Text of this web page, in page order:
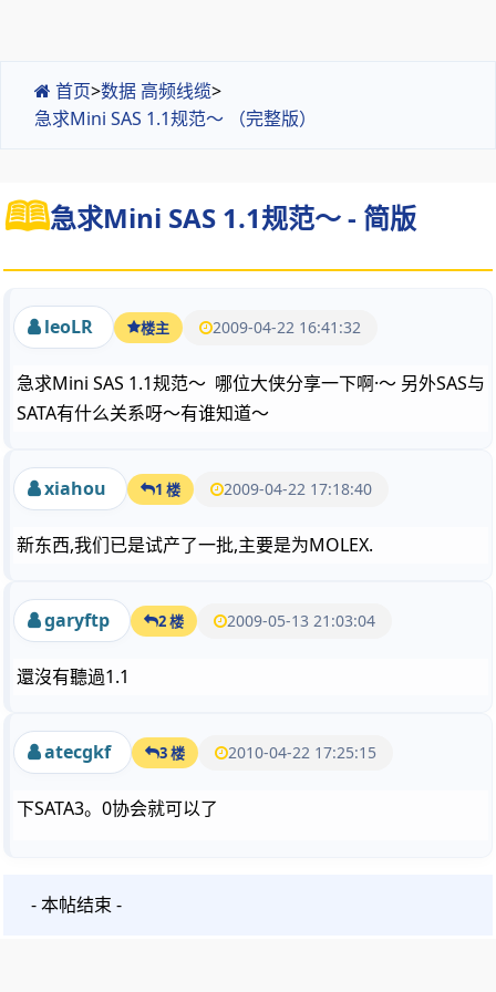
首页>数据 高频线缆>
急求Mini SAS 1.1规范～ （完整版）
急求Mini SAS 1.1规范～ - 简版
leoLR 楼主 2009-04-22 16:41:32
急求Mini SAS 1.1规范～ 哪位大侠分享一下啊·～ 另外SAS与
SATA有什么关系呀～有谁知道～
xiahou 1 楼 2009-04-22 17:18:40
新东西,我们已是试产了一批,主要是为MOLEX.
garyftp 2 楼 2009-05-13 21:03:04
還沒有聽過1.1
atecgkf 3 楼 2010-04-22 17:25:15
下SATA3。0协会就可以了
- 本帖结束 -